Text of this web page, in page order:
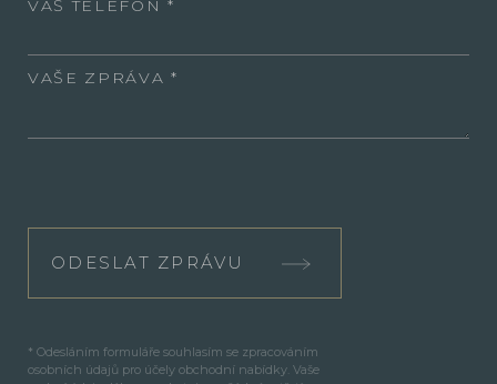
VÁŠ TELEFON
VAŠE ZPRÁVA
ODESLAT ZPRÁVU
* Odesláním formuláře souhlasím se zpracováním
osobních údajů pro účely obchodní nabídky. Vaše